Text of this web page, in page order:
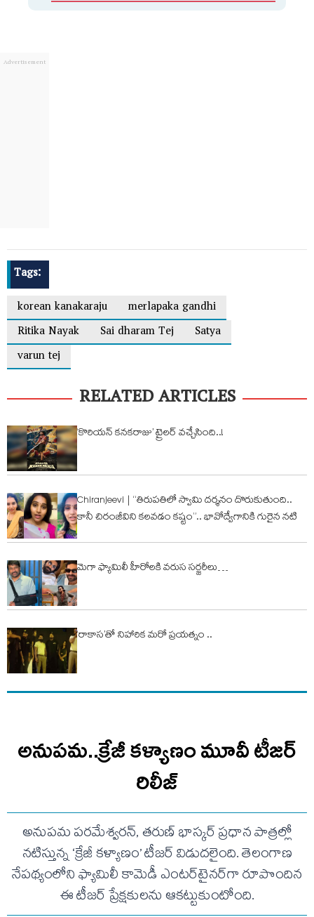
Tags:
korean kanakaraju
merlapaka gandhi
Ritika Nayak
Sai dharam Tej
Satya
varun tej
RELATED ARTICLES
‘కొరియన్ కనకరాజు’ ట్రైలర్ వచ్చేసింది..!
Chiranjeevi | “తిరుపతిలో స్వామి దర్శనం దొరుకుతుంది..
కానీ చిరంజీవిని కలవడం కష్టం”.. భావోద్వేగానికి గురైన నటి
మెగా ఫ్యామిలీ హీరోల‌కి వరుస సర్జరీలు…
‘రాకాస’తో నిహారిక మరో ప్రయత్నం ..
అనుపమ..క్రేజీ కళ్యాణం మూవీ టీజర్
రిలీజ్
అనుపమ పరమేశ్వరన్, తరుణ్ భాస్కర్ ప్రధాన పాత్రల్లో
నటిస్తున్న ‘క్రేజీ కళ్యాణం’ టీజర్ విడుదలైంది. తెలంగాణ
నేపథ్యంలోని ఫ్యామిలీ కామెడీ ఎంటర్‌టైనర్‌గా రూపొందిన
ఈ టీజర్ ప్రేక్షకులను ఆకట్టుకుంటోంది.